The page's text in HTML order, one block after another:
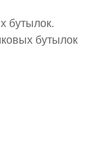
бутылок.
бутылок